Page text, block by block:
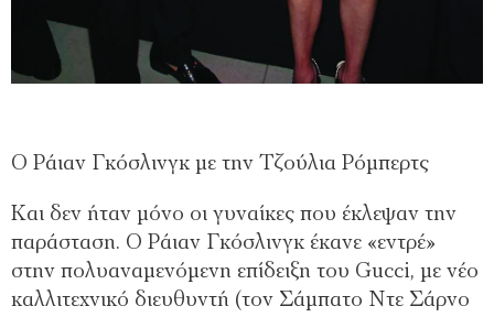
Ο Ράιαν Γκόσλινγκ με την Τζούλια Ρόμπερτς
Και δεν ήταν μόνο οι γυναίκες που έκλεψαν την
παράσταση. Ο Ράιαν Γκόσλινγκ έκανε «εντρέ»
στην πολυαναμενόμενη επίδειξη του Gucci, με νέο
καλλιτεχνικό διευθυντή (τον Σάμπατο Ντε Σάρνο